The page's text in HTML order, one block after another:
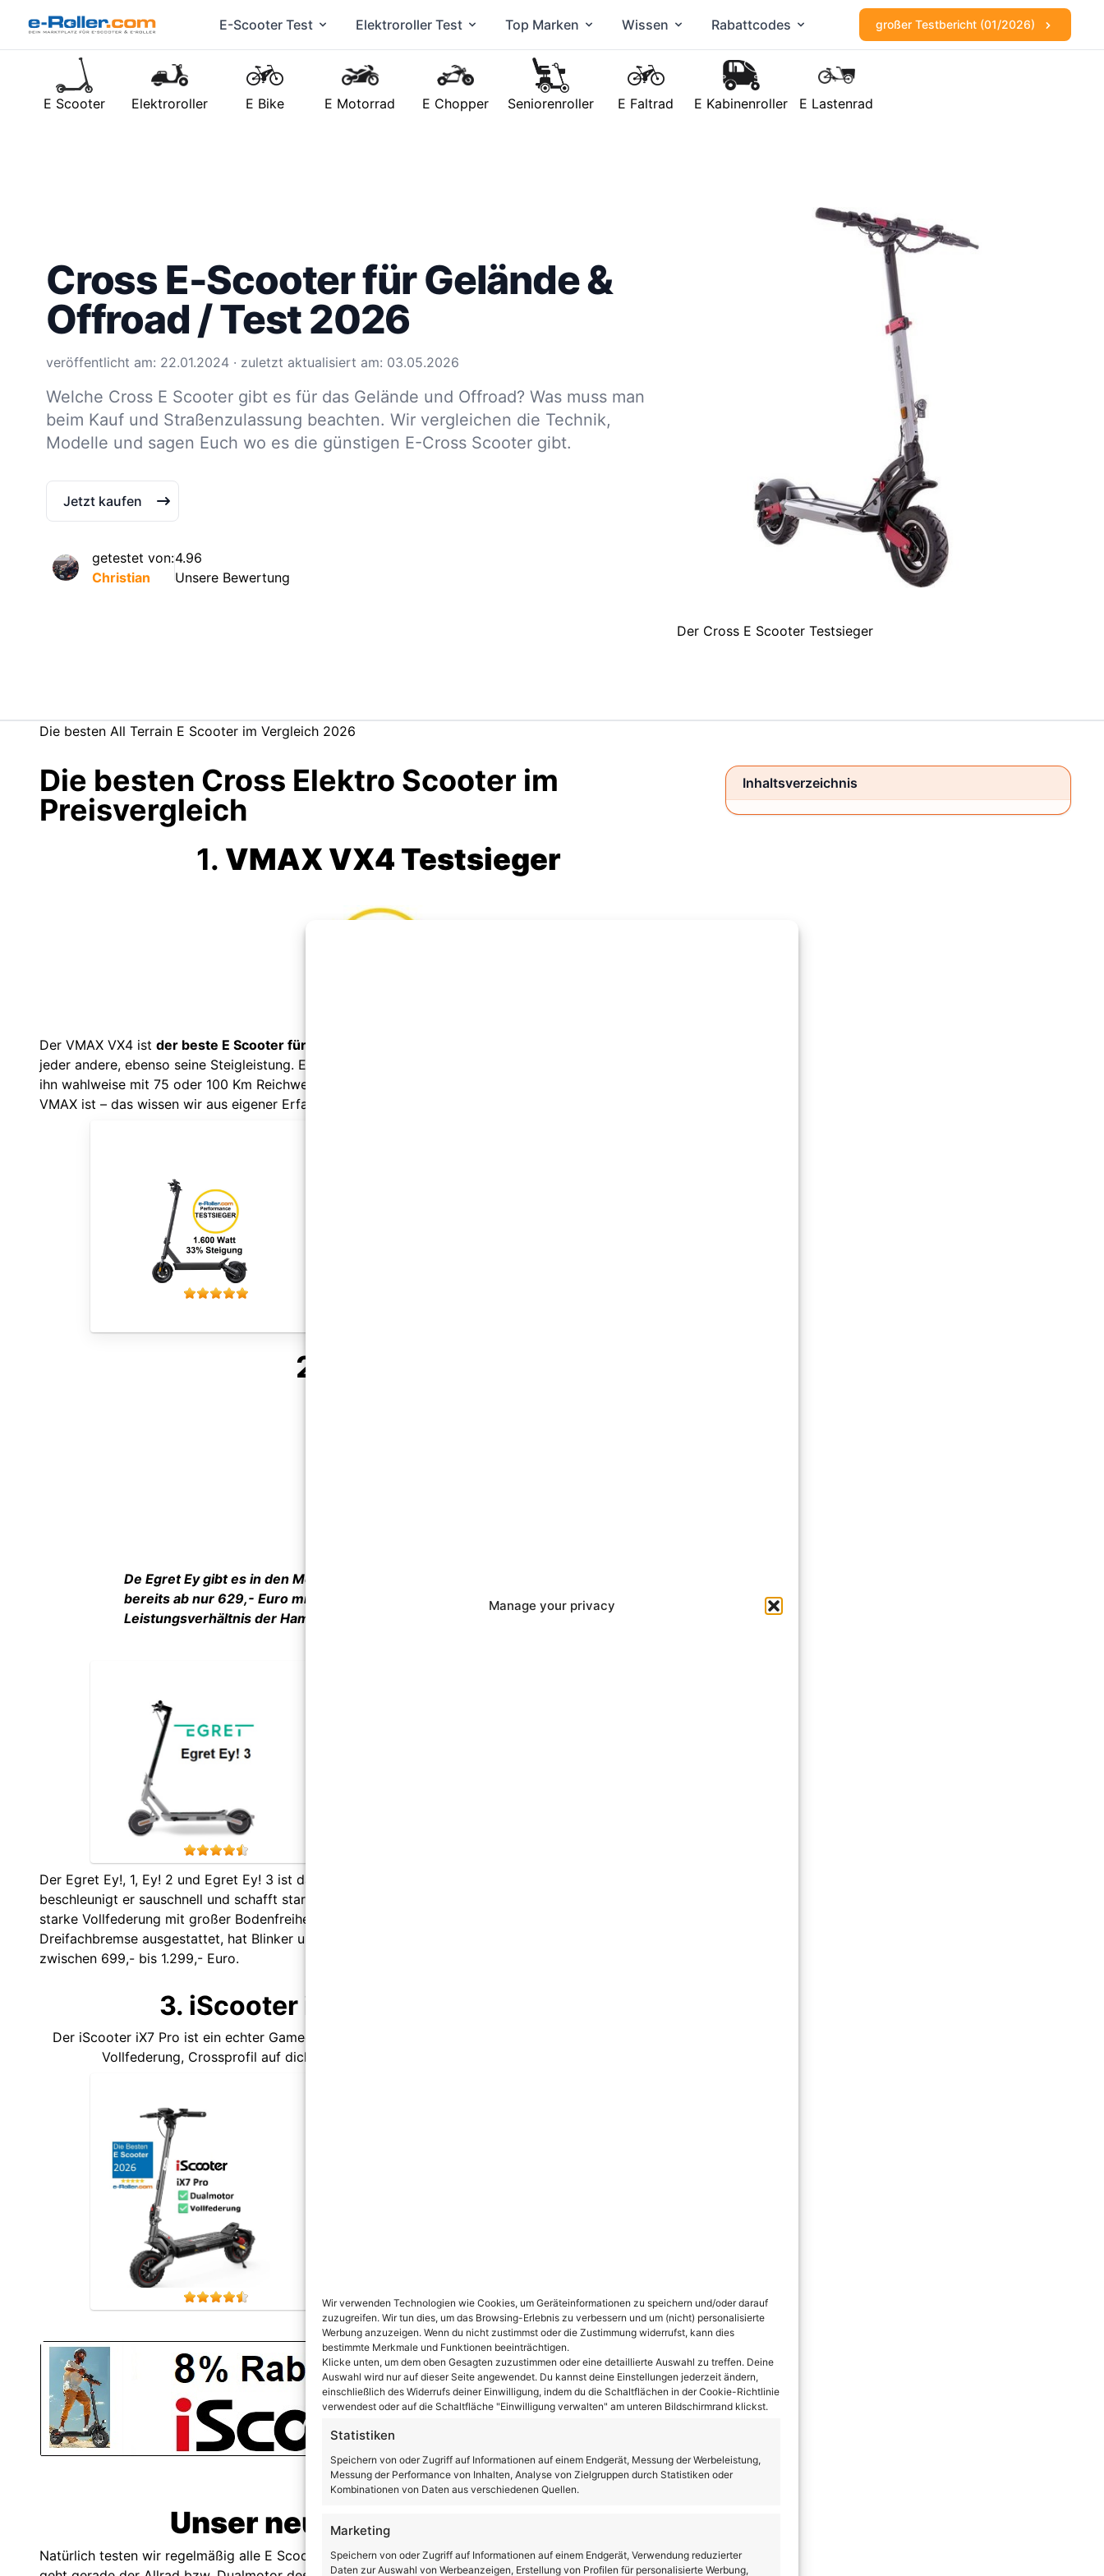
Manage your privacy
Wir verwenden Technologien wie Cookies, um Geräteinformationen zu speichern und/oder darauf
zuzugreifen. Wir tun dies, um das Browsing-Erlebnis zu verbessern und um (nicht) personalisierte
Werbung anzuzeigen. Wenn du nicht zustimmst oder die Zustimmung widerrufst, kann dies
bestimmte Merkmale und Funktionen beeinträchtigen.
Klicke unten, um dem oben Gesagten zuzustimmen oder eine detaillierte Auswahl zu treffen. Deine
Auswahl wird nur auf dieser Seite angewendet. Du kannst deine Einstellungen jederzeit ändern,
einschließlich des Widerrufs deiner Einwilligung, indem du die Schaltflächen in der Cookie-Richtlinie
verwendest oder auf die Schaltfläche "Einwilligung verwalten" am unteren Bildschirmrand klickst.
Statistiken
Speichern von oder Zugriff auf Informationen auf einem Endgerät, Messung der Werbeleistung,
Messung der Performance von Inhalten, Analyse von Zielgruppen durch Statistiken oder
Kombinationen von Daten aus verschiedenen Quellen.
Marketing
Speichern von oder Zugriff auf Informationen auf einem Endgerät, Verwendung reduzierter
Daten zur Auswahl von Werbeanzeigen, Erstellung von Profilen für personalisierte Werbung,
großer Testbericht (01/2026)
E-Scooter Test Elektroroller Test Top Marken Wissen Rabattcodes
E Scooter Elektroroller E Bike E Motorrad E Chopper Seniorenroller E Faltrad E Kabinenroller E Lastenrad
Cross E-Scooter für Gelände &
Offroad / Test 2026
veröffentlicht am: 22.01.2024 · zuletzt aktualisiert am: 03.05.2026
Welche Cross E Scooter gibt es für das Gelände und Offroad? Was muss man
beim Kauf und Straßenzulassung beachten. Wir vergleichen die Technik,
Modelle und sagen Euch wo es die günstigen E-Cross Scooter gibt.
Jetzt kaufen
getestet von:
Christian
4.96
Unsere Bewertung
Der Cross E Scooter Testsieger
Die besten All Terrain E Scooter im Vergleich 2026
Die besten Cross Elektro Scooter im
Preisvergleich
1. VMAX VX4 Testsieger
Der VMAX VX4 ist der beste E Scooter für’s Gelände
jeder andere, ebenso seine Steigleistung. Er hat mit 150 Kg Traglast mehr Stabilität als andere und es gibt
ihn wahlweise mit 75 oder 100 Km Reichweite und selbstverständlich mit Blinker. Der Service der Marke
VMAX ist – das wissen wir aus eigener Erfahrung (siehe Testbericht) auch nach dem Kauf noch gut:
2.
De Egret Ey gibt es in den Modellvarianten Ey 1, 2 und 3 mit Vollfederung
bereits ab nur 629,- Euro mit unserem Rabattcode! Das Preis-
Leistungsverhältnis der Hamburger Premiummarke ist nocht zu toppen!
Der Egret Ey!, 1, Ey! 2 und Egret Ey! 3 ist da. Er kommt mit max.1512 Watt und 40 Nm Drehmoment. Damit
beschleunigt er sauschnell und schafft starke Steigungen Die Reichweite beträgt max. 65 Km. Er hat eine
starke Vollfederung mit großer Bodenfreiheit des Trittbretts (auch besser für die Stadt). Er ist mit einer
Dreifachbremse ausgestattet, hat Blinker und 10 Zoll selbstflickende Reifen. Der Preis liegt je Modell
zwischen 699,- bis 1.299,- Euro.
3. iScooter iX7 Pro mit Dualantrieb
Der iScooter iX7 Pro ist ein echter Gamechanger im Bereicvh der Ofrroad E Scooter. Er hat nicht nur eine
Vollfederung, Crossprofil auf dicken Reifen, sondern er fährt mit einem Allrad Dualmotor!
Unser neuester Geländetest
Natürlich testen wir regelmäßig alle E Scooter Modelle über die wir schreiben! Und im Bereich der Offroader
Inhaltsverzeichnis